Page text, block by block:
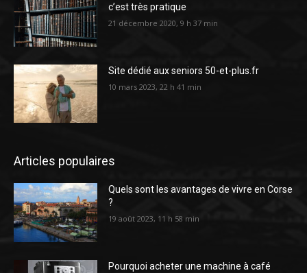
c’est très pratique
21 décembre 2020, 9 h 37 min
Site dédié aux seniors 50-et-plus.fr
10 mars 2023, 22 h 41 min
Articles populaires
Quels sont les avantages de vivre en Corse
?
19 août 2023, 11 h 58 min
Pourquoi acheter une machine à café